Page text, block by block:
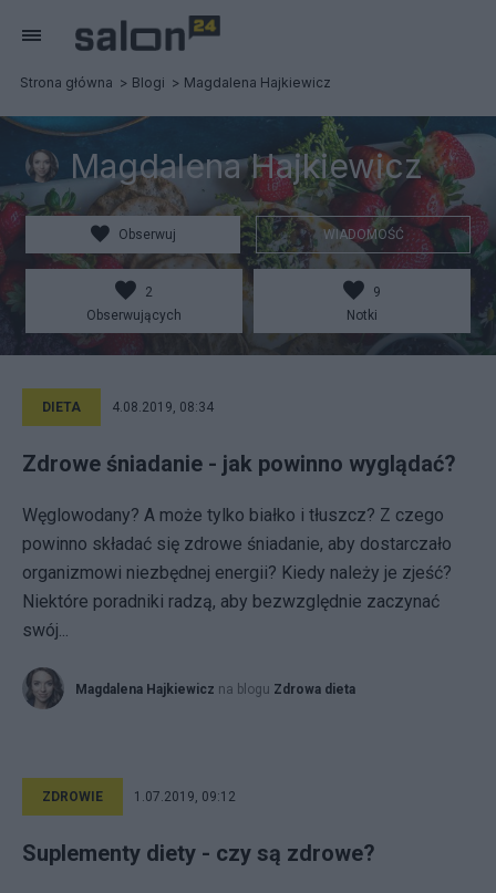
Strona główna Blogi Magdalena Hajkiewicz
Magdalena Hajkiewicz
Obserwuj WIADOMOŚĆ
2
Obserwujących
9
Notki
DIETA 4.08.2019, 08:34
Zdrowe śniadanie - jak powinno wyglądać?
Węglowodany? A może tylko białko i tłuszcz? Z czego
powinno składać się zdrowe śniadanie, aby dostarczało
organizmowi niezbędnej energii? Kiedy należy je zjeść?
Niektóre poradniki radzą, aby bezwzględnie zaczynać
swój...
Magdalena Hajkiewicz na blogu Zdrowa dieta
ZDROWIE 1.07.2019, 09:12
Suplementy diety - czy są zdrowe?